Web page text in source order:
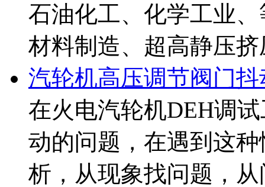
石油化工、化学工业
材料制造、超高静压
汽轮机高压调节阀门
在火电汽轮机DEH调
动的问题，在遇到这
析，从现象找问题，从